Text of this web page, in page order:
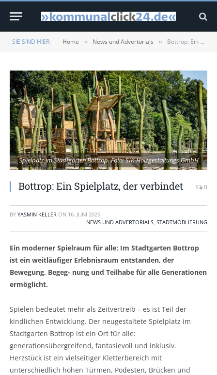
SIE SIND HIER: Home » News und Advertorials » Bottrop: Ein Spielplatz, der verbindet
Spielpatz im Stadtgarten Bottrop. Foto: SIK-Holzgestaltungs GmbH
Bottrop: Ein Spielplatz, der verbindet 0
BY YASMIN KELLER ON 16. JUNI 2025
NEWS UND ADVERTORIALS, STADTMÖBLIERUNG
Ein moderner Spielraum für alle: Im Stadtgarten Bottrop
ist ein weitläufiger Erlebnisraum entstanden, der
Bewegung, Begeg- nung und Teilhabe für alle Generationen
ermöglicht.
Spielen bedeutet mehr als Zeitvertreib – es ist Teil der
kindlichen Entwicklung. Der neugestaltete Spielplatz im
Stadtgarten Bottrop ist ein Ort für alle:
generationsübergreifend, fantasievoll und inklusiv.
Herzstück ist ein vielseitiger Kletterbereich mit
unterschiedlich hohen Türmen, Podesten, Brücken und